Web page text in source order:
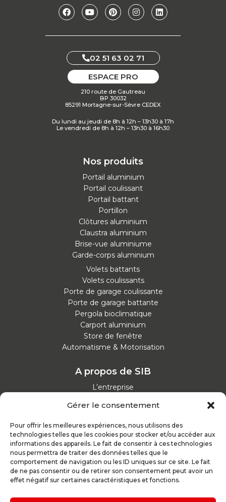
Gérer le consentement
Pour offrir les meilleures expériences, nous utilisons des
technologies telles que les cookies pour stocker et/ou accéder aux
informations des appareils. Le fait de consentir à ces technologies
nous permettra de traiter des données telles que le
comportement de navigation ou les ID uniques sur ce site. Le fait
de ne pas consentir ou de retirer son consentement peut avoir un
effet négatif sur certaines caractéristiques et fonctions.
02 51 63 02 71
ESPACE PRO
210 route de Gautreau
BP 30032
85291 Mortagne-sur-Sèvre CEDEX
Du lundi au jeudi de 8h à 12h – 13h30 à 17h
Le vendredi de 8h à 12h – 13h30 à 16h30
Nos produits
Portail aluminium
Portail coulissant
Portail battant
Portillon
Clôtures aluminium
Claustra aluminium
Brise-vue aluminiume
Garde-corps aluminium
Volets battants
Volets coulissants
Porte de garage coulissante
Porte de garage battante
Pergola bioclimatique
Carport aluminium
Store de fenêtre
Automatisme & Motorisation
A propos de SIB
L’entreprise
Parcours d'achat
Nos garanties
Nos offres d’emploi
Actualités
Inspirez-vous
Nos conseils